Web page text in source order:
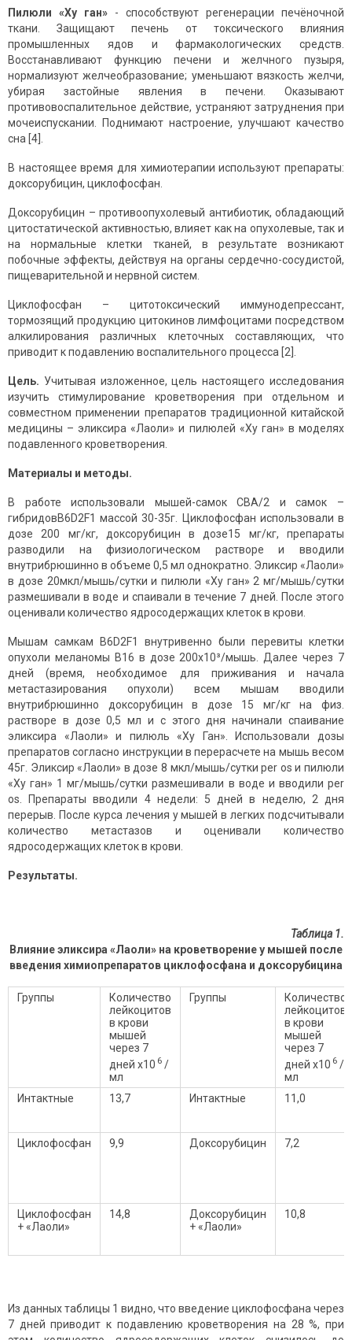
Пилюли «Ху ган» - способствуют регенерации печёночной
ткани. Защищают печень от токсического влияния
промышленных ядов и фармакологических средств.
Восстанавливают функцию печени и желчного пузыря,
нормализуют желчеобразование; уменьшают вязкость желчи,
убирая застойные явления в печени. Оказывают
противовоспалительное действие, устраняют затруднения при
мочеиспускании. Поднимают настроение, улучшают качество
сна [4].
В настоящее время для химиотерапии используют препараты:
доксорубицин, циклофосфан.
Доксорубицин – противоопухолевый антибиотик, обладающий
цитостатической активностью, влияет как на опухолевые, так и
на нормальные клетки тканей, в результате возникают
побочные эффекты, действуя на органы сердечно-сосудистой,
пищеварительной и нервной систем.
Циклофосфан – цитотоксический иммунодепрессант,
тормозящий продукцию цитокинов лимфоцитами посредством
алкилирования различных клеточных составляющих, что
приводит к подавлению воспалительного процесса [2].
Цель. Учитывая изложенное, цель настоящего исследования
изучить стимулирование кроветворения при отдельном и
совместном применении препаратов традиционной китайской
медицины – эликсира «Лаоли» и пилюлей «Ху ган» в моделях
подавленного кроветворения.
Материалы и методы.
В работе использовали мышей-самок CBA/2 и самок –
гибридовB6D2F1 массой 30-35г. Циклофосфан использовали в
дозе 200 мг/кг, доксорубицин в дозе15 мг/кг, препараты
разводили на физиологическом растворе и вводили
внутрибрюшинно в объеме 0,5 мл однократно. Эликсир «Лаоли»
в дозе 20мкл/мышь/сутки и пилюли «Ху ган» 2 мг/мышь/сутки
размешивали в воде и спаивали в течение 7 дней. После этого
оценивали количество ядросодержащих клеток в крови.
Мышам самкам В6D2F1 внутривенно были перевиты клетки
опухоли меланомы В16 в дозе 200х10³/мышь. Далее через 7
дней (время, необходимое для приживания и начала
метастазирования опухоли) всем мышам вводили
внутрибрюшинно доксорубицин в дозе 15 мг/кг на физ.
растворе в дозе 0,5 мл и с этого дня начинали спаивание
эликсира «Лаоли» и пилюль «Ху Ган». Использовали дозы
препаратов согласно инструкции в перерасчете на мышь весом
45г. Эликсир «Лаоли» в дозе 8 мкл/мышь/сутки per os и пилюли
«Ху ган» 1 мг/мышь/сутки размешивали в воде и вводили per
os. Препараты вводили 4 недели: 5 дней в неделю, 2 дня
перерыв. После курса лечения у мышей в легких подсчитывали
количество метастазов и оценивали количество
ядросодержащих клеток в крови.
Результаты.
Таблица 1.
Влияние эликсира «Лаоли» на кроветворение у мышей после
введения химиопрепаратов циклофосфана и доксорубицина
Группы
Количество
лейкоцитов
в крови
мышей
через 7
дней х10 6 /
мл
Группы
Количество
лейкоцитов
в крови
мышей
через 7
дней х10 6 /
мл
Интактные
13,7 Интактные 11,0
Циклофосфан 9,9 Доксорубицин 7,2
Циклофосфан
+ «Лаоли»
14,8
Доксорубицин
+ «Лаоли»
10,8
Из данных таблицы 1 видно, что введение циклофосфана через
7 дней приводит к подавлению кроветворения на 28 %, при